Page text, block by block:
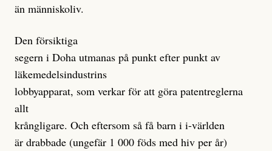
än människoliv.
Den försiktiga
segern i Doha utmanas på punkt efter punkt av
läkemedelsindustrins
lobbyapparat, som verkar för att göra patentreglerna
allt
krångligare. Och eftersom så få barn i i-världen
är drabbade (ungefär 1 000 föds med hiv per år)